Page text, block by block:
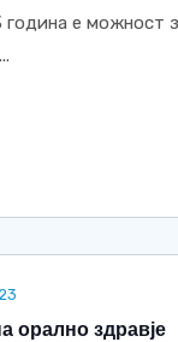
е можност
орално здравје